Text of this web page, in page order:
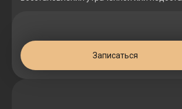
Записаться